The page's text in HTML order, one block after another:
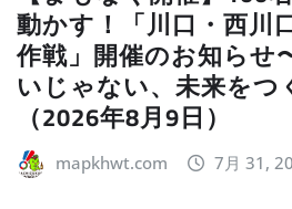
動かす！「川口・西川
作戦」開催のお知らせ
いじゃない、未来を
（2026年8月9日）
mapkhwt.com 7月 31,